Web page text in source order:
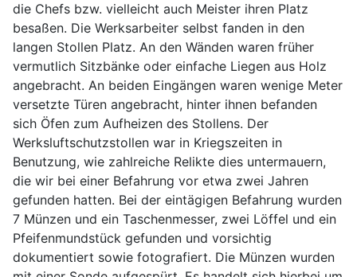
die Chefs bzw. vielleicht auch Meister ihren Platz
besaßen. Die Werksarbeiter selbst fanden in den
langen Stollen Platz. An den Wänden waren früher
vermutlich Sitzbänke oder einfache Liegen aus Holz
angebracht. An beiden Eingängen waren wenige Meter
versetzte Türen angebracht, hinter ihnen befanden
sich Öfen zum Aufheizen des Stollens. Der
Werksluftschutzstollen war in Kriegszeiten in
Benutzung, wie zahlreiche Relikte dies untermauern,
die wir bei einer Befahrung vor etwa zwei Jahren
gefunden hatten. Bei der eintägigen Befahrung wurden
7 Münzen und ein Taschenmesser, zwei Löffel und ein
Pfeifenmundstück gefunden und vorsichtig
dokumentiert sowie fotografiert. Die Münzen wurden